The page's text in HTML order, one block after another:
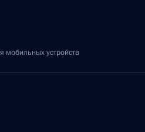
мобильных устройств